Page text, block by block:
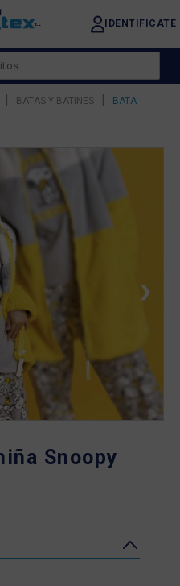
IDENTIFICATE
| BATAS Y BATINES |
BATA
❯
Snoopy